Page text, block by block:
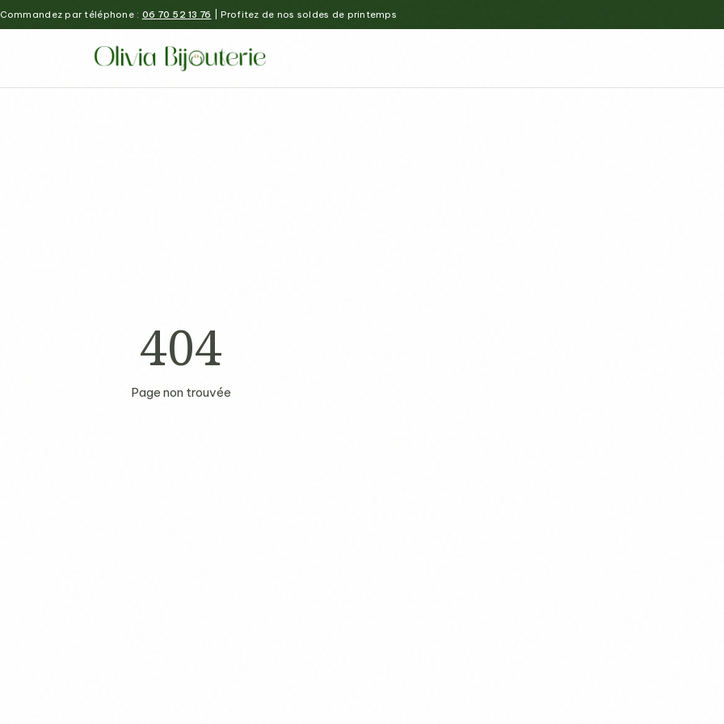
Commandez par téléphone : 06 70 52 13 76 | Profitez de nos soldes de printemps
404
Page non trouvée